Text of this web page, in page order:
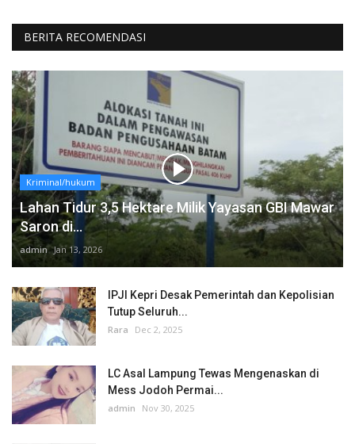
BERITA RECOMENDASI
Kriminal/hukum
Lahan Tidur 3,5 Hektare Milik Yayasan GBI Mawar
Saron di...
admin Jan 13, 2026
IPJI Kepri Desak Pemerintah dan Kepolisian
Tutup Seluruh...
Rara Dec 2, 2025
LC Asal Lampung Tewas Mengenaskan di
Mess Jodoh Permai...
admin Nov 30, 2025